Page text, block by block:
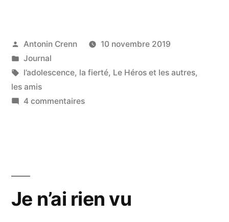
Publié
par
Antonin Crenn
10 novembre 2019
Publié
dans
Journal
Étiquettes :
l’adolescence, la fierté, Le Héros et les autres,
les amis
4 commentairessur
amoureux
Je n’ai rien vu